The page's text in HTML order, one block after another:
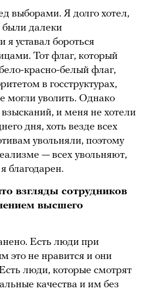
выборами. Я долго хотел,
были далеки
я уставал бороться
Тот флаг, который
красно-белый флаг,
в госструктурах,
могли уволить. Однако
и меня не хотели
дня, хоть везде всех
увольняли, поэтому
— всех увольняют,
благодарен.
взгляды сотрудников
высшего
Есть люди при
это не нравится и они
люди, которые смотрят
качества и им без